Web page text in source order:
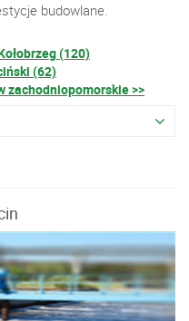
budowlane.
(120)
(62)
zachodniopomorskie >>